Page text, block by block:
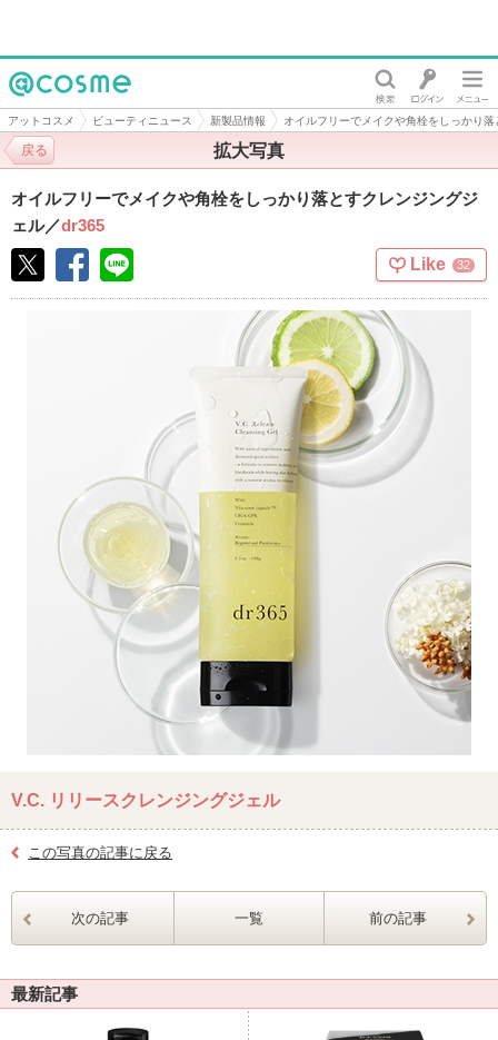
@cosme
アットコスメ ビューティニュース 新製品情報 オイルフリーでメイクや角栓をしっかり
拡大写真
戻る
オイルフリーでメイクや角栓をしっかり落とすクレンジングジ
ェル／dr365
Like 32
V.C. リリースクレンジングジェル
この写真の記事に戻る
次の記事 一覧 前の記事
最新記事